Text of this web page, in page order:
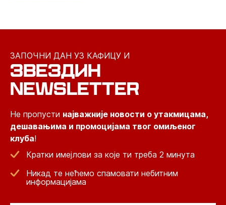
ЗАПОЧНИ ДАН УЗ КАФИЦУ И
ЗВЕЗДИН
NEWSLETTER
Не пропусти најважније новости о утакмицама,
дешавањима и промоцијама твог омиљеног
клуба!
Кратки имејлови за које ти треба 2 минута
Никад те нећемо спамовати небитним
информацијама